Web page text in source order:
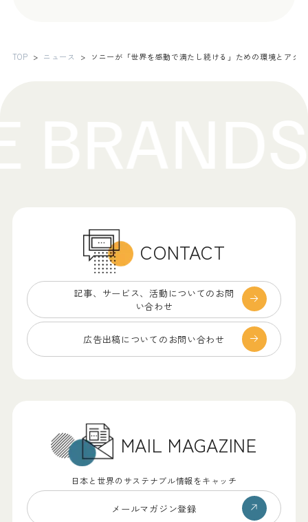
TOP ニュース ソニーが「世界を感動で満たし続ける」ための環境とアク
CONTACT
記事、サービス、 活動についてのお問
い合わせ
広告出稿についての お問い合わせ
MAIL MAGAZINE
日本と世界のサステナブル情報をキャッチ
メールマガジン登録